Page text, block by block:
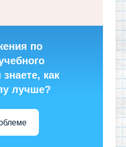
по
как
лучше?